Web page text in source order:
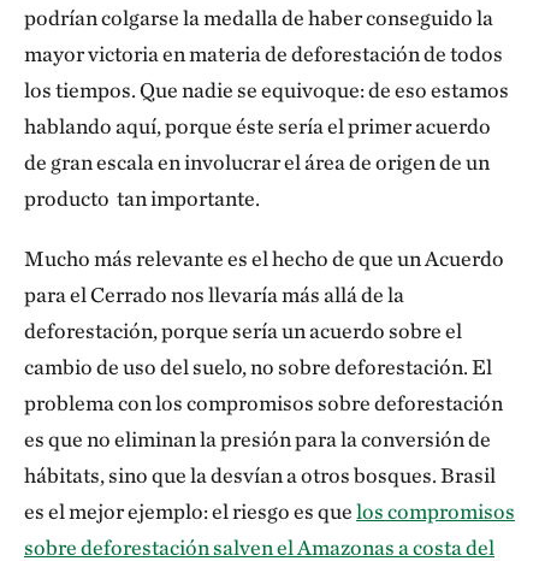
podrían colgarse la medalla de haber conseguido la
mayor victoria en materia de deforestación de todos
los tiempos. Que nadie se equivoque: de eso estamos
hablando aquí, porque éste sería el primer acuerdo
de gran escala en involucrar el área de origen de un
producto tan importante.
Mucho más relevante es el hecho de que un Acuerdo
para el Cerrado nos llevaría más allá de la
deforestación, porque sería un acuerdo sobre el
cambio de uso del suelo, no sobre deforestación. El
problema con los compromisos sobre deforestación
es que no eliminan la presión para la conversión de
hábitats, sino que la desvían a otros bosques. Brasil
es el mejor ejemplo: el riesgo es quelos compromisos
sobre deforestación salven el Amazonas a costa del